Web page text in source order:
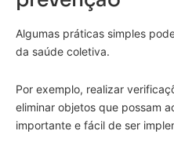
Algumas práticas simples
da saúde coletiva.
Por exemplo, realizar
eliminar objetos que possam
importante e fácil de ser